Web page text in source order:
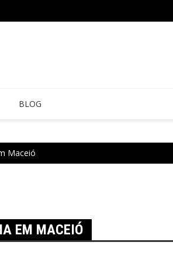
BLOG
Maceió
EM MACEIÓ